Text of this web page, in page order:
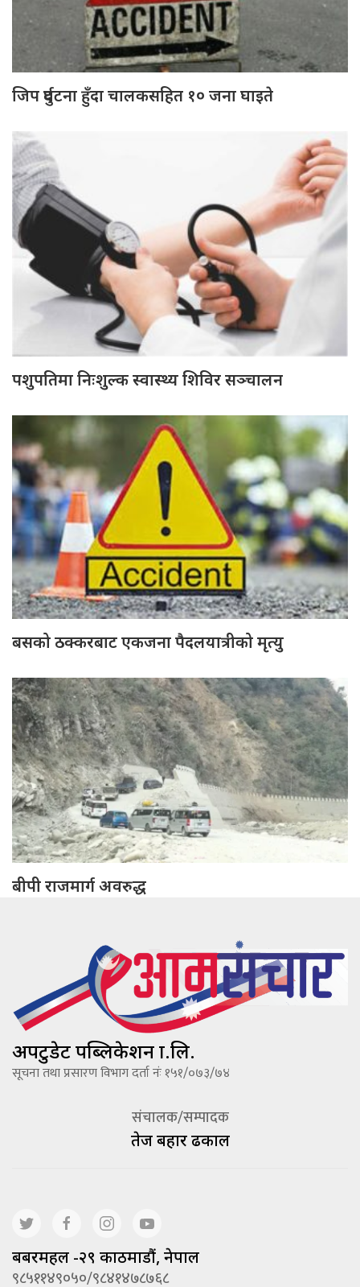
जिप दुर्घटना हुँदा चालकसहित १० जना घाइते
पशुपतिमा निःशुल्क स्वास्थ्य शिविर सञ्चालन
बसको ठक्करबाट एकजना पैदलयात्रीको मृत्यु
बीपी राजमार्ग अवरुद्ध
अपटुडेट पब्लिकेशन प्रा.लि.
सूचना तथा प्रसारण विभाग दर्ता नंः १५१/०७३/७४
संचालक/सम्पादक
तेज बहादूर ढकाल
बबरमहल -२९ काठमाडौं, नेपाल
९८५११४९०५०/९८४१४७८७६८